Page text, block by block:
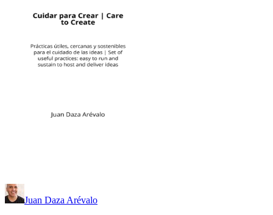
Juan Daza Arévalo